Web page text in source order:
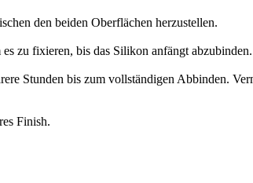
den beiden Oberflächen herzustellen.
zu fixieren, bis das Silikon anfängt abzubinden.
Stunden bis zum vollständigen Abbinden.
Finish.